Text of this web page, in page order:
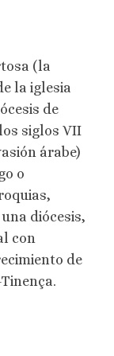
(la
la iglesia
de
siglos VII
árabe)
o
diócesis,
con
de